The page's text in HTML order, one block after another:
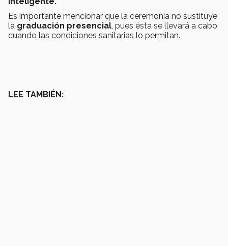
Es importante mencionar que la ceremonia no sustituye
la graduación presencial , pues ésta se llevará a cabo
cuando las condiciones sanitarias lo permitan.
LEE TAMBIÉN: